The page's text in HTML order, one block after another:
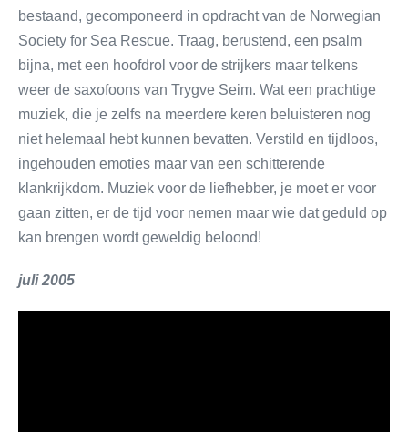
bestaand, gecomponeerd in opdracht van de Norwegian
Society for Sea Rescue. Traag, berustend, een psalm
bijna, met een hoofdrol voor de strijkers maar telkens
weer de saxofoons van Trygve Seim. Wat een prachtige
muziek, die je zelfs na meerdere keren beluisteren nog
niet helemaal hebt kunnen bevatten. Verstild en tijdloos,
ingehouden emoties maar van een schitterende
klankrijkdom. Muziek voor de liefhebber, je moet er voor
gaan zitten, er de tijd voor nemen maar wie dat geduld op
kan brengen wordt geweldig beloond!
juli 2005